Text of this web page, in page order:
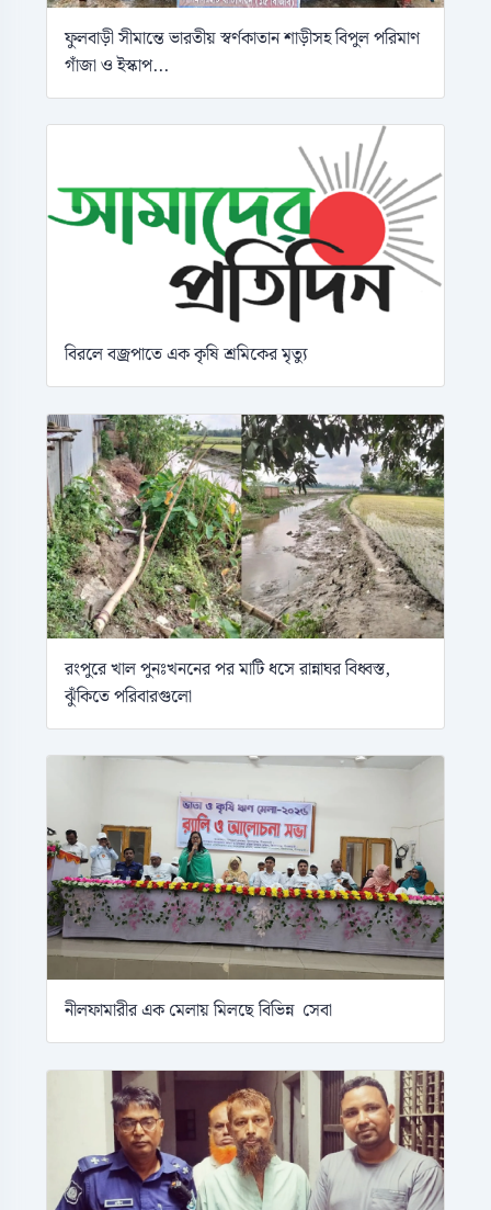
ফুলবাড়ী সীমান্তে ভারতীয় স্বর্ণকাতান শাড়ীসহ বিপুল পরিমাণ
গাঁজা ও ইস্কাপ...
বিরলে বজ্রপাতে এক কৃষি শ্রমিকের মৃত্যু
রংপুরে খাল পুনঃখননের পর মাটি ধসে রান্নাঘর বিধ্বস্ত,
ঝুঁকিতে পরিবারগুলো
নীলফামারীর এক মেলায় মিলছে বিভিন্ন সেবা